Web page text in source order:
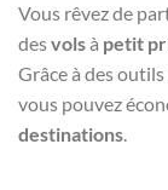
Vous rêvez de
desvolsà petit
Grâce à des
vous pouvez
destinations.